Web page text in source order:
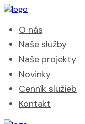
O nás
Naše služby
Naše projekty
Novinky
Cenník služieb
Kontakt